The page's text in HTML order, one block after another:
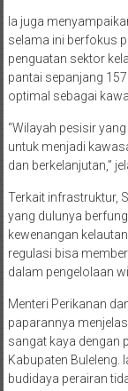
Ia juga
selama ini berfokus
penguatan sektor
pantai sepanjang
optimal sebagai
“Wilayah pesisir
untuk menjadi
dan berkelanjutan,”
Terkait infrastruktur,
yang dulunya
kewenangan
regulasi bisa
dalam pengelolaan
Menteri Perikanan
paparannya
sangat kaya dengan
Kabupaten Buleleng.
budidaya perairan